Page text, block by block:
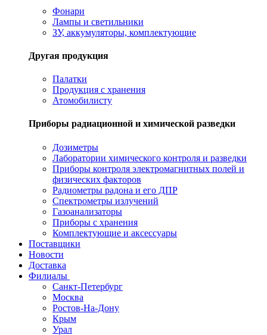
Фонари
Лампы и светильники
ЗУ, аккумуляторы, комплектующие
Другая продукция
Палатки
Продукция с хранения
Атомобилисту
Приборы радиационной и химической разведки
Дозиметры
Лаборатории химического контроля и разведки
Приборы контроля электромагнитных полей и
физических факторов
Радиометры радона и его ДПР
Спектрометры излучений
Газоанализаторы
Приборы с хранения
Комплектующие и аксессуары
Поставщики
Новости
Доставка
Филиалы
Санкт-Петербург
Москва
Ростов-На-Дону
Крым
Урал